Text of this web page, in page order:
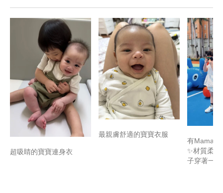
超吸睛的寶寶連身衣
最親膚舒適的寶寶衣服
有
✨材質柔
子穿著一